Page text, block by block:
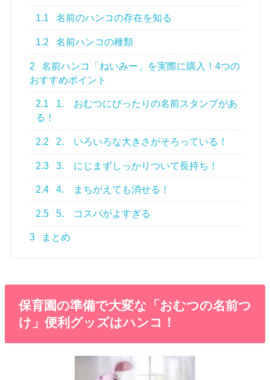
1.1 名前のハンコの存在を知る
1.2 名前ハンコの種類
2
名前ハンコ「ねいみー」を実際に購入！4つの
おすすめポイント
2.1
1. おむつにぴったりの名前スタンプがあ
る！
2.2 2. いろいろな大きさがそろっている！
2.3 3. にじまずしっかりついて長持ち！
2.4 4. まちがえても消せる！
2.5 5. コスパがよすぎる
3 まとめ
保育園の準備で大変な「おむつの名前つ
け」便利グッズはハンコ！